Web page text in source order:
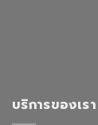
บริการของเรา